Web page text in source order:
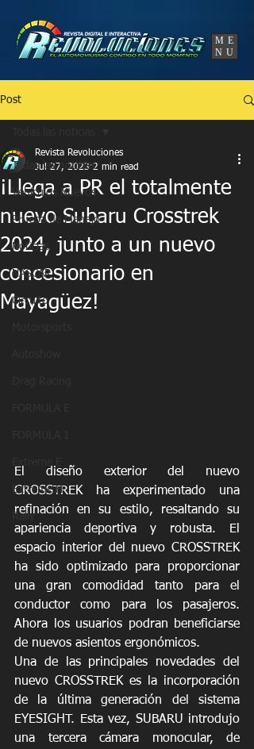
ME
NU
Post
Todas las noticias
Vehículos Nuevos
Prueba de Manejo
Noticias
NASCAR
Circuito
Extreme H
Rally
¡Llega a PR el totalmente
nuevo Subaru Crosstrek
2024, junto a un nuevo
concesionario en
Mayagüez!
Revista Revoluciones
Jul 27, 2023 2 min read
El diseño exterior del nuevo
CROSSTREK ha experimentado una
refinación en su estilo, resaltando su
apariencia deportiva y robusta. El
espacio interior del nuevo CROSSTREK
ha sido optimizado para proporcionar
una gran comodidad tanto para el
conductor como para los pasajeros.
Ahora los usuarios podran beneficiarse
de nuevos asientos ergonómicos.
Una de las principales novedades del
nuevo CROSSTREK es la incorporación
de la última generación del sistema
EYESIGHT. Esta vez, SUBARU introdujo
una tercera cámara monocular, de